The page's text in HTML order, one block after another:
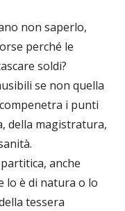
non saperlo,
perché le
soldi?
se non quella
i punti
della magistratura,
anche
lo è di natura o lo
tessera